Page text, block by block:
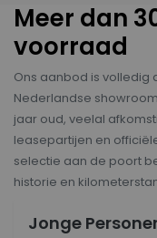
Meer dan
voorraad
Ons aanbod is
Nederlandse
jaar oud, veelal
leasepartijen en
selectie aan de poort
historie en
Jonge